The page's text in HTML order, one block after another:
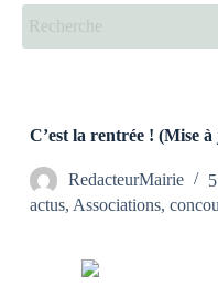
C’est la rentrée ! (Mise
RedacteurMairie
actus, Associations,